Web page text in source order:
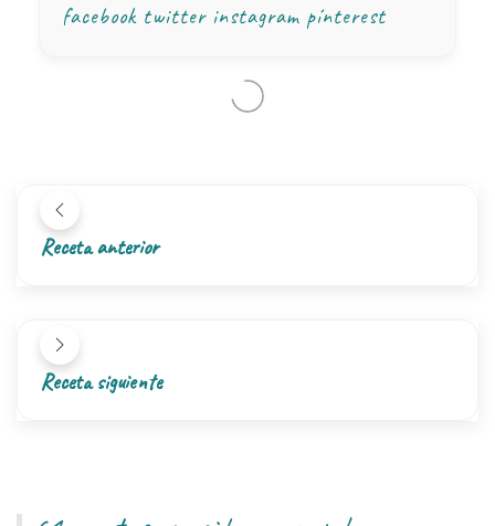
facebook twitter instagram pínterest
Receta anterior
Receta siguiente